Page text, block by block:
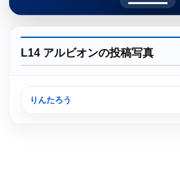
L14 アルビオンの投稿写真
東京港 晴海埠頭
りんたろう